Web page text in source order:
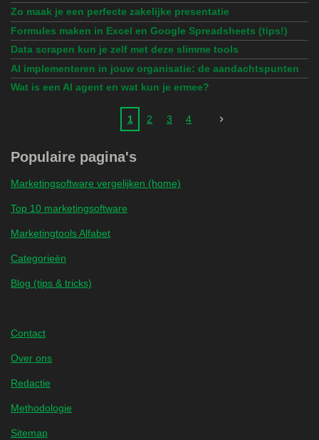
Zo maak je een perfecte zakelijke presentatie
Formules maken in Excel en Google Spreadsheets (tips!)
Data scrapen kun je zelf met deze slimme tools
AI implementeren in jouw organisatie: de aandachtspunten
Wat is een AI agent en wat kun je ermee?
1 2 3 4
Populaire pagina's
Marketingsoftware vergelijken (home)
Top 10 marketingsoftware
Marketingtools Alfabet
Categorieën
Blog (tips & tricks)
Contact
Over ons
Redactie
Methodologie
Sitemap